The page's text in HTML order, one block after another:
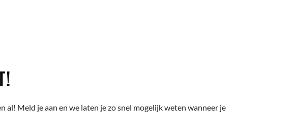
Meld je aan en we laten je zo snel mogelijk weten wanneer je